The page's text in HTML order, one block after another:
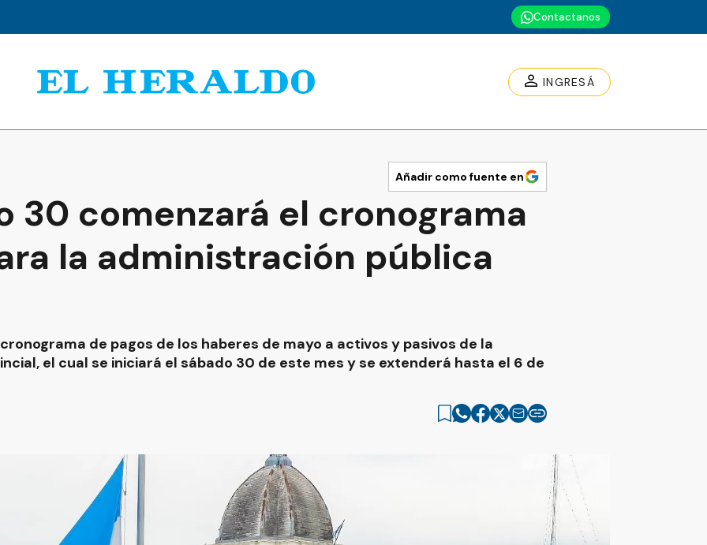
Contactanos
INGRESÁ
Añadir como fuente en
30 comenzará el cronograma
la administración pública
de pagos de los haberes de mayo a activos y pasivos de la
el cual se iniciará el sábado 30 de este mes y se extenderá hasta el 6 de